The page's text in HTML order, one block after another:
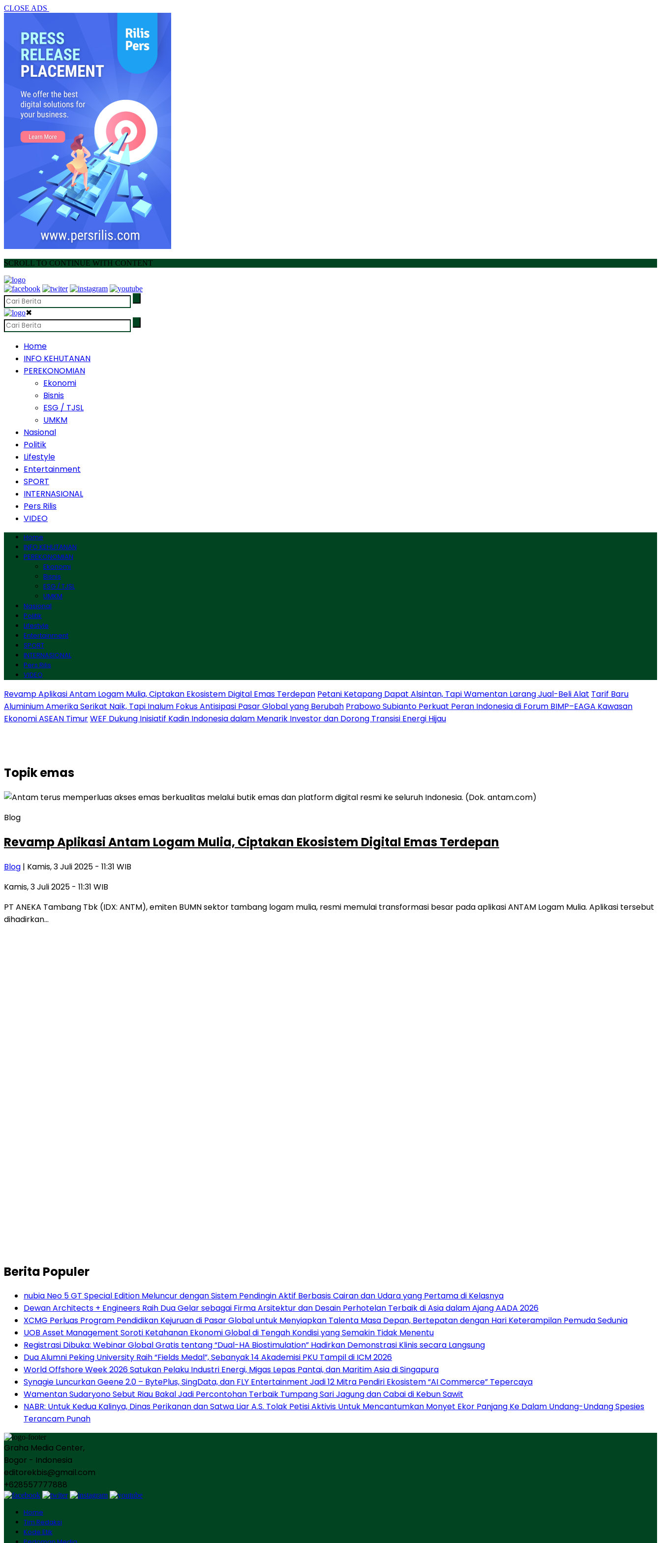
CLOSE ADS
SCROLL TO CONTINUE WITH CONTENT
✖
Home
INFO KEHUTANAN
PEREKONOMIAN
Ekonomi
Bisnis
ESG / TJSL
UMKM
Nasional
Politik
Lifestyle
Entertainment
SPORT
INTERNASIONAL
Pers Rilis
VIDEO
Home
INFO KEHUTANAN
PEREKONOMIAN
Ekonomi
Bisnis
ESG / TJSL
UMKM
Nasional
Politik
Lifestyle
Entertainment
SPORT
INTERNASIONAL
Pers Rilis
VIDEO
Revamp Aplikasi Antam Logam Mulia, Ciptakan Ekosistem Digital Emas Terdepan Petani Ketapang Dapat Alsintan, Tapi Wamentan Larang Jual-Beli Alat Tarif Baru
Aluminium Amerika Serikat Naik, Tapi Inalum Fokus Antisipasi Pasar Global yang Berubah Prabowo Subianto Perkuat Peran Indonesia di Forum BIMP–EAGA Kawasan
Ekonomi ASEAN TimurWEF Dukung Inisiatif Kadin Indonesia dalam Menarik Investor dan Dorong Transisi Energi Hijau
Topikemas
Blog
Revamp Aplikasi Antam Logam Mulia, Ciptakan Ekosistem Digital Emas Terdepan
Blog | Kamis, 3 Juli 2025 - 11:31 WIB
Kamis, 3 Juli 2025 - 11:31 WIB
PT ANEKA Tambang Tbk (IDX: ANTM), emiten BUMN sektor tambang logam mulia, resmi memulai transformasi besar pada aplikasi ANTAM Logam Mulia. Aplikasi tersebut
dihadirkan…
Berita Populer
nubia Neo 5 GT Special Edition Meluncur dengan Sistem Pendingin Aktif Berbasis Cairan dan Udara yang Pertama di Kelasnya
Dewan Architects + Engineers Raih Dua Gelar sebagai Firma Arsitektur dan Desain Perhotelan Terbaik di Asia dalam Ajang AADA 2026
XCMG Perluas Program Pendidikan Kejuruan di Pasar Global untuk Menyiapkan Talenta Masa Depan, Bertepatan dengan Hari Keterampilan Pemuda Sedunia
UOB Asset Management Soroti Ketahanan Ekonomi Global di Tengah Kondisi yang Semakin Tidak Menentu
Registrasi Dibuka: Webinar Global Gratis tentang “Dual-HA Biostimulation” Hadirkan Demonstrasi Klinis secara Langsung
Dua Alumni Peking University Raih “Fields Medal”, Sebanyak 14 Akademisi PKU Tampil di ICM 2026
World Offshore Week 2026 Satukan Pelaku Industri Energi, Migas Lepas Pantai, dan Maritim Asia di Singapura
Synagie Luncurkan Geene 2.0 – BytePlus, SingData, dan FLY Entertainment Jadi 12 Mitra Pendiri Ekosistem “AI Commerce” Tepercaya
Wamentan Sudaryono Sebut Riau Bakal Jadi Percontohan Terbaik Tumpang Sari Jagung dan Cabai di Kebun Sawit
NABR: Untuk Kedua Kalinya, Dinas Perikanan dan Satwa Liar A.S. Tolak Petisi Aktivis Untuk Mencantumkan Monyet Ekor Panjang Ke Dalam Undang-Undang Spesies
Terancam Punah
Graha Media Center,
Bogor - Indonesia
editorekbis@gmail.com
+628557777888
Home
Tim Redaksi
Kode Etik